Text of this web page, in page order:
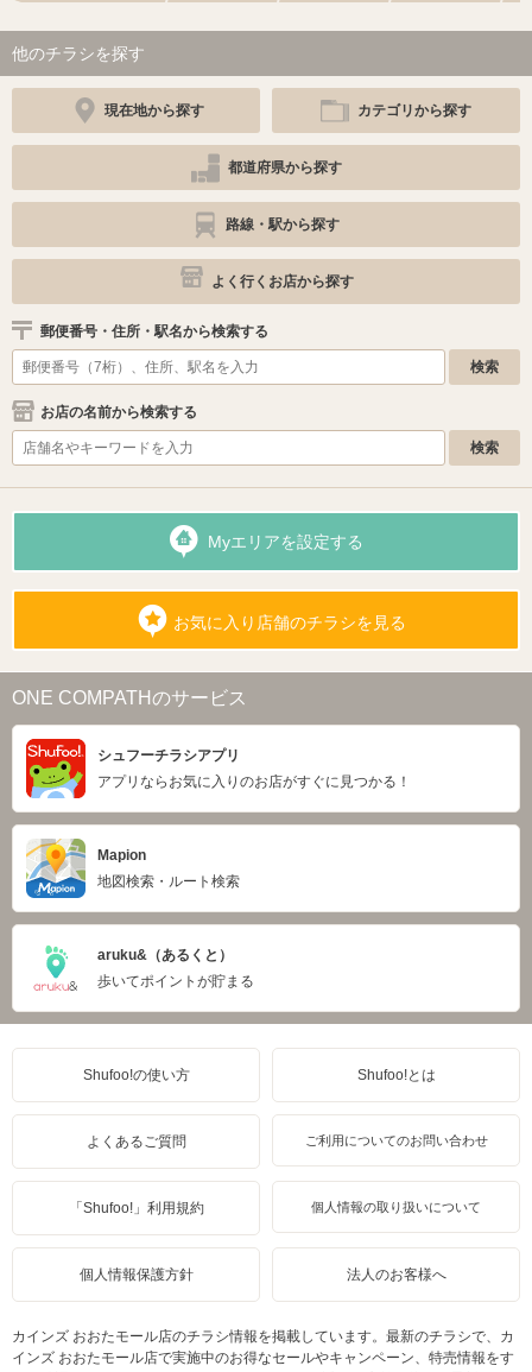
他のチラシを探す
現在地から探す カテゴリから探す
都道府県から探す
路線・駅から探す
よく行くお店から探す
郵便番号・住所・駅名から検索する
お店の名前から検索する
Myエリアを設定する
お気に入り店舗のチラシを見る
ONE COMPATHのサービス
シュフーチラシアプリ
アプリならお気に入りのお店がすぐに見つかる！
Mapion
地図検索・ルート検索
aruku&（あるくと）
歩いてポイントが貯まる
Shufoo!の使い方 Shufoo!とは
よくあるご質問 ご利用についてのお問い合わせ
「Shufoo!」利用規約 個人情報の取り扱いについて
個人情報保護方針 法人のお客様へ
カインズ おおたモール店のチラシ情報を掲載しています。最新のチラシで、カ
インズ おおたモール店で実施中のお得なセールやキャンペーン、特売情報をす